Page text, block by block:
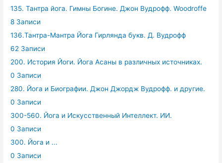
135. Тантра йога. Гимны Богине. Джон Вудрофф. Woodroffe
8 Записи
136.Тантра-Мантра Йога Гирлянда букв. Д. Вудрофф
62 Записи
200. История Йоги. Йога Асаны в различных источниках.
0 Записи
280. Йога и Биографии. Джон Джордж Вудрофф. и другие.
0 Записи
300-560. Йога и Искусственный Интеллект. ИИ.
0 Записи
300. Йога и ...
0 Записи